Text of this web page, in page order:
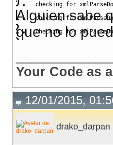
checking for
checking for
checking
for
Alguien sabe
que no lo
Your Code as
12/01/2015,
drako_darpan